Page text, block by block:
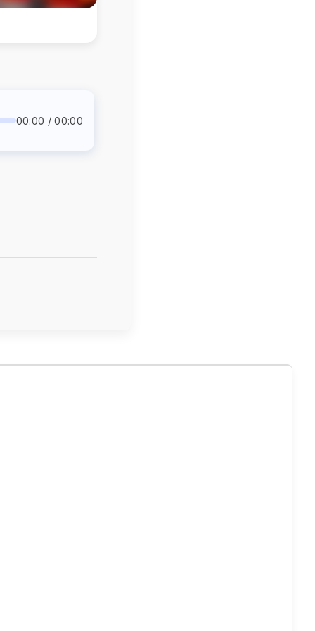
00:00 / 00:00